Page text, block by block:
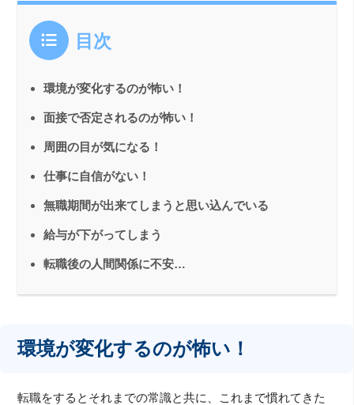
目次
環境が変化するのが怖い！
面接で否定されるのが怖い！
周囲の目が気になる！
仕事に自信がない！
無職期間が出来てしまうと思い込んでいる
給与が下がってしまう
転職後の人間関係に不安…
環境が変化するのが怖い！
転職をするとそれまでの常識と共に、これまで慣れてきた